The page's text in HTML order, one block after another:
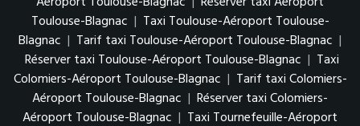
Toulouse-Blagnac | Taxi Toulouse-Aéroport Toulouse-
Blagnac | Tarif taxi Toulouse-Aéroport Toulouse-Blagnac |
Réserver taxi Toulouse-Aéroport Toulouse-Blagnac | Taxi
Colomiers-Aéroport Toulouse-Blagnac | Tarif taxi Colomiers-
Aéroport Toulouse-Blagnac | Réserver taxi Colomiers-
Aéroport Toulouse-Blagnac | Taxi Tournefeuille-Aéroport